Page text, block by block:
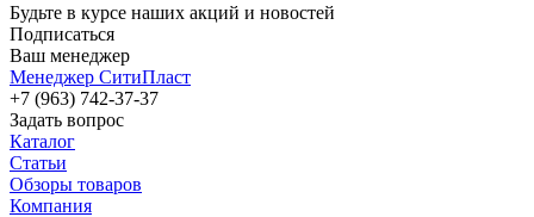
Будьте в курсе наших акций и новостей
Подписаться
Ваш менеджер
Менеджер СитиПласт
+7 (963) 742-37-37
Задать вопрос
Каталог
Статьи
Обзоры товаров
Компания